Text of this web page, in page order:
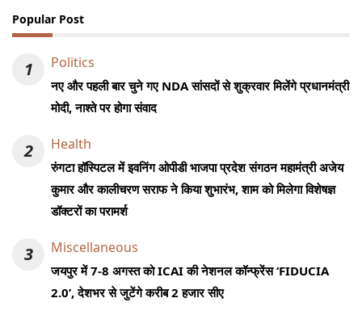
Popular Post
1 Politics
नए और पहली बार चुने गए NDA सांसदों से शुक्रवार मिलेंगे प्रधानमंत्री
मोदी, नाश्ते पर होगा संवाद
2 Health
रुंगटा हॉस्पिटल में इवनिंग ओपीडी भाजपा प्रदेश संगठन महामंत्री अजेय
कुमार और कालीचरण सराफ ने किया शुभारंभ, शाम को मिलेगा विशेषज्ञ
डॉक्टरों का परामर्श
3 Miscellaneous
जयपुर में 7-8 अगस्त को ICAI की नेशनल कॉन्फ्रेंस ‘FIDUCIA
2.0’, देशभर से जुटेंगे करीब 2 हजार सीए